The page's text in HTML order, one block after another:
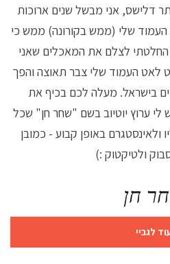
דלישס, אני מבשל שנים ארוכות
שלי (ממש בקורונה) ממש כי
לצלם את המאכלים שאני
לאט העמוד שלי צבר תאוצה והפך
בישראל. מעלה לכם בכיף את
לי ערוץ יוטיוב בשם "שחר חן" שכל
ולאינסטגרם באופן קבוע - כמובן
ולטיקטוק :)
חן
לגביי